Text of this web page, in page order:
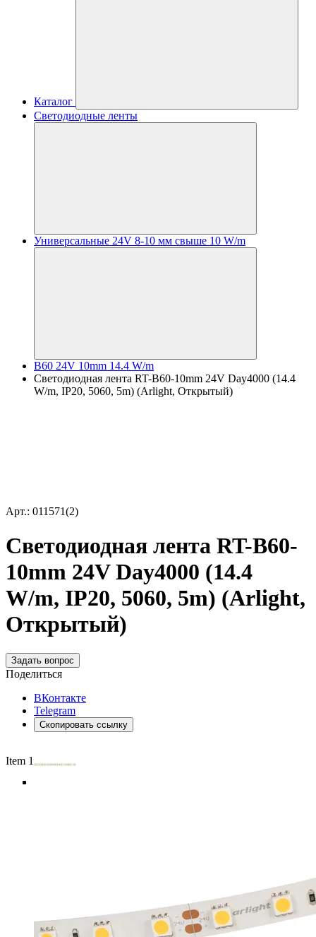
Каталог
Светодиодные ленты
Универсальные 24V 8-10 мм свыше 10 W/m
B60 24V 10mm 14.4 W/m
Светодиодная лента RT-B60-10mm 24V Day4000 (14.4
W/m, IP20, 5060, 5m) (Arlight, Открытый)
Арт.: 011571(2)
Светодиодная лента RT-B60-
10mm 24V Day4000 (14.4
W/m, IP20, 5060, 5m) (Arlight,
Открытый)
Задать вопрос
Поделиться
ВКонтакте
Telegram
Скопировать ссылку
Item 1 of 5